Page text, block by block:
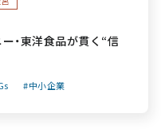
・東洋食品が貫く“信
中小企業